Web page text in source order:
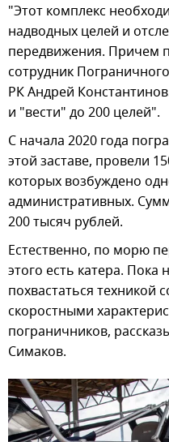
"Этот комплекс
надводных целей и
передвижения. Причем
сотрудник
РК Андрей
и "вести" до 200 целей".
С начала 2020 года
этой заставе, провели
которых возбуждено
административных.
200 тысяч рублей.
Естественно, по морю
этого есть катера.
похвастаться техникой
скоростными
пограничников,
Симаков.